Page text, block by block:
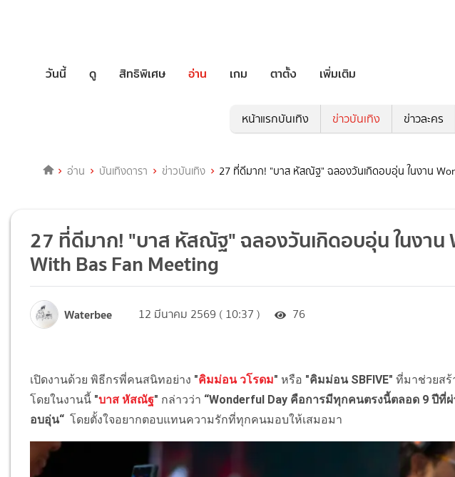
วันนี้ ดู สิทธิพิเศษ อ่าน เกม ตาตั้ง เพิ่มเติม
หน้าแรกบันเทิง ข่าวบันเทิง ข่าวละคร
อ่าน บันเทิงดารา ข่าวบันเทิง 27 ที่ดีมาก! "บาส หัสณัฐ" ฉลองวันเกิดอบอุ่น ในงาน
27 ที่ดีมาก! "บาส หัสณัฐ" ฉลองวันเกิดอบอุ่น ในงาน
With Bas Fan Meeting
Waterbee 12 มีนาคม 2569 ( 10:37 ) 76
เปิดงานด้วย พิธีกรพี่คนสนิทอย่าง "คิมม่อน วโรดม"หรือ "คิมม่อน SBFIVE" ที่มาช่วยส
โดยในงานนี้ "บาส หัสณัฐ" กล่าวว่า “Wonderful Day คือการมีทุกคนตรงนี้ตลอด 9 ปีที่
อบอุ่น“ โดยตั้งใจอยากตอบแทนความรักที่ทุกคนมอบให้เสมอมา